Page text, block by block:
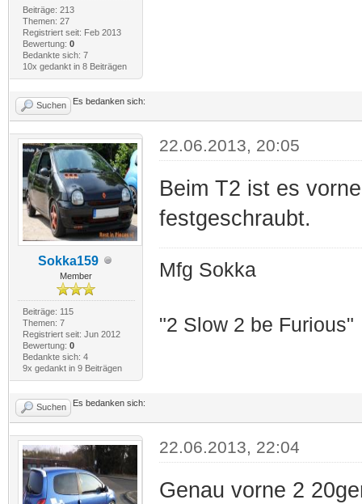
Beiträge: 213
Themen: 27
Registriert seit: Feb 2013
Bewertung: 0
Bedankte sich: 7
10x gedankt in 8 Beiträgen
Suchen Es bedanken sich:
Sokka159
Member
Beiträge: 115
Themen: 7
Registriert seit: Jun 2012
Bewertung: 0
Bedankte sich: 4
9x gedankt in 9 Beiträgen
22.06.2013, 20:05
Beim T2 ist es
festgeschraubt.
Mfg Sokka
"2 Slow 2 be Furious"
Suchen Es bedanken sich:
22.06.2013, 22:04
Genau vorne 2